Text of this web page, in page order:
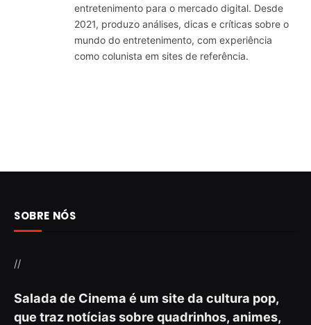
entretenimento para o mercado digital. Desde
2021, produzo análises, dicas e críticas sobre o
mundo do entretenimento, com experiência
como colunista em sites de referência.
SOBRE NÓS
//
Salada de Cinema é um site da cultura pop,
que traz notícias sobre quadrinhos, animes,